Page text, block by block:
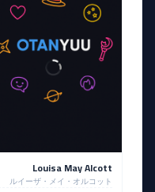
Louisa May Alcott
ルイーザ・メイ・オルコット